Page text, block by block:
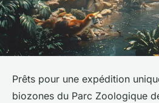
Prêts pour une expédition
biozones du Parc Zoologique